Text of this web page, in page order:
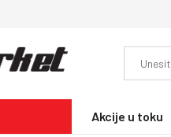
Akcije u toku